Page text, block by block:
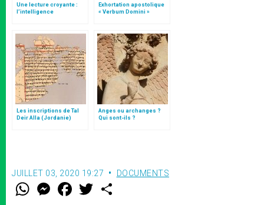
Une lecture croyante :
l’intelligence
Exhortation apostolique
« Verbum Domini »
Les inscriptions de Tal
Deir Alla (Jordanie)
Anges ou archanges ?
Qui sont-ils ?
JUILLET 03, 2020 19:27 DOCUMENTS
W M
e
F
a w